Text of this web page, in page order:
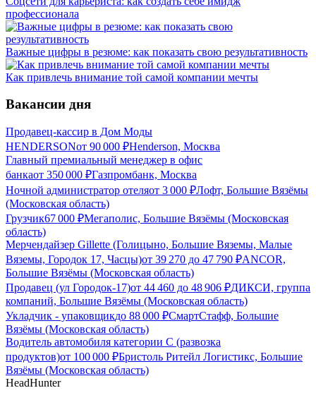
профессионала
Важные цифры в резюме: как показать свою результативность
Как привлечь внимание той самой компании мечты
Вакансии дня
Продавец-кассир в Дом Моды
HENDERSONот 90 000 ₽Henderson, Москва
Главный премиальный менеджер в офис
банкаот 350 000 ₽Газпромбанк, Москва
Ночной администратор отеляот 3 000 ₽Лофт, Большие Вязёмы
(Московская область)
Грузчик67 000 ₽Мегаполис, Большие Вязёмы (Московская
область)
Мерчендайзер Gillette (Голицыно, Большие Вяземы, Малые
Вяземы, Городок 17, Часцы)от 39 270 до 47 790 ₽ANCOR,
Большие Вязёмы (Московская область)
Продавец (ул Городок-17)от 44 460 до 48 906 ₽ДИКСИ, группа
компаний, Большие Вязёмы (Московская область)
Укладчик - упаковщикдо 88 000 ₽СмартСтафф, Большие
Вязёмы (Московская область)
Водитель автомобиля категории C (развозка
продуктов)от 100 000 ₽Бристоль Ритейл Логистикс, Большие
Вязёмы (Московская область)
HeadHunter